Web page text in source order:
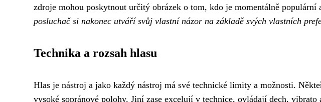
zdroje mohou poskytnout určitý obrázek o tom, kdo je momentálně
posluchač si nakonec utváří svůj vlastní názor na základě svých vlastních
Technika a rozsah hlasu
Hlas je nástroj a jako každý nástroj má své technické limity a možnosti.
vysoké sopránové polohy. Jiní zase excelují v technice, ovládají dech,